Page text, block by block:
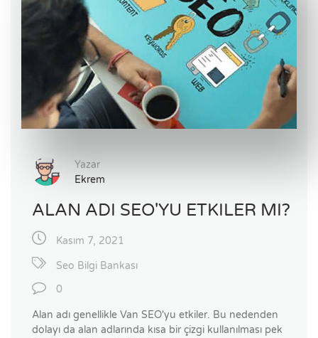
Yazar
Ekrem
ALAN ADI SEO'YU ETKILER MI?
Kasım 7, 2021
Seo Bilgi Bankası
0
Alan adı genellikle Van SEO'yu etkiler. Bu nedenden
dolayı da alan adlarında kısa bir çizgi kullanılması pek